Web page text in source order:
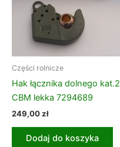
Części rolnicze
Hak łącznika dolnego kat.2
CBM lekka 7294689
249,00zł
Dodaj do koszyka